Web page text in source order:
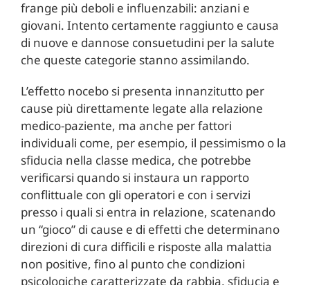
frange più deboli e influenzabili: anziani e
giovani. Intento certamente raggiunto e causa
di nuove e dannose consuetudini per la salute
che queste categorie stanno assimilando.
L’effetto nocebo si presenta innanzitutto per
cause più direttamente legate alla relazione
medico-paziente, ma anche per fattori
individuali come, per esempio, il pessimismo o la
sfiducia nella classe medica, che potrebbe
verificarsi quando si instaura un rapporto
conflittuale con gli operatori e con i servizi
presso i quali si entra in relazione, scatenando
un “gioco” di cause e di effetti che determinano
direzioni di cura difficili e risposte alla malattia
non positive, fino al punto che condizioni
psicologiche caratterizzate da rabbia, sfiducia e